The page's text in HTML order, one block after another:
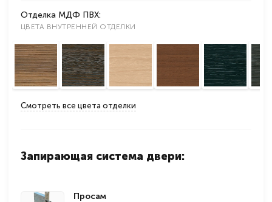
Отделка МДФ ПВХ:
ЦВЕТА ВНУТРЕННЕЙ ОТДЕЛКИ
Смотреть все цвета отделки
Запирающая система двери:
Просам